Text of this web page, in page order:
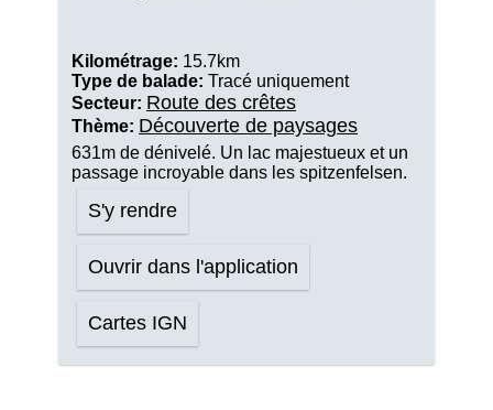
Kilométrage: 15.7km
Type de balade: Tracé uniquement
Secteur: Route des crêtes
Thème: Découverte de paysages
631m de dénivelé. Un lac majestueux et un
passage incroyable dans les spitzenfelsen.
S'y rendre
Ouvrir dans l'application
Cartes IGN